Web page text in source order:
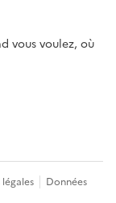
vous voulez, où
Données